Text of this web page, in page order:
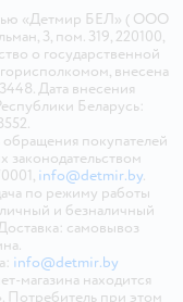
«Детмир БЕЛ» ( ООО
3, пом. 319, 220100,
о государственной
внесена
Дата внесения
Беларусь:
покупателей
законодательством
info@detmir.by.
по режиму работы
и безналичный
самовывоз
info@detmir.by
магазина находится
при этом